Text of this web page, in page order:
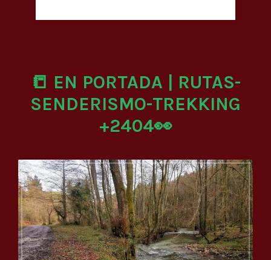
📒 EN PORTADA | RUTAS-
SENDERISMO-TREKKING
+2404👀